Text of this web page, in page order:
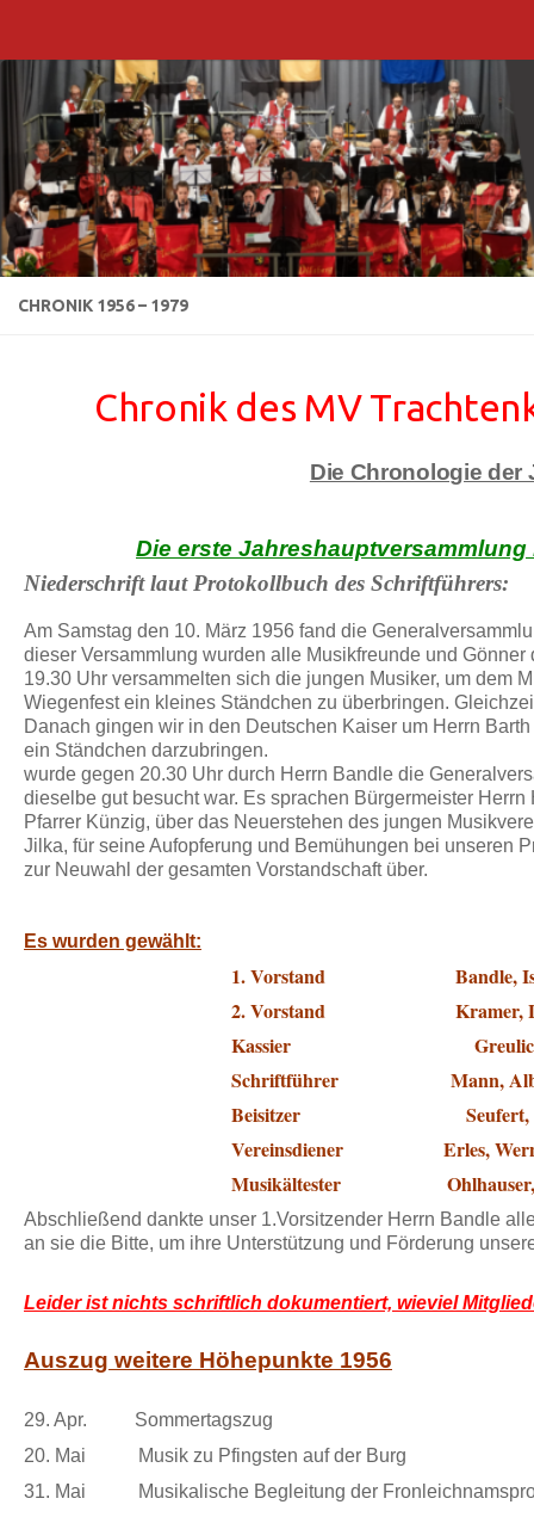
CHRONIK 1956 – 1979
Chronik des MV
Die Chronologie der
Die erste Jahreshauptversammlung
Niederschrift laut Protokollbuch des Schriftführers:
Am Samstag den 10. März 1956 fand die
dieser Versammlung wurden alle Musikfreunde
19.30 Uhr versammelten sich die jungen Musiker, um
Wiegenfest ein kleines Ständchen zu überbringen.
Danach gingen wir in den Deutschen Kaiser um Herrn
ein Ständchen
wurde gegen 20.30 Uhr durch Herrn Bandle die
dieselbe gut besucht war. Es sprachen Bürgermeister
Pfarrer Künzig, über das Neuerstehen des jungen
Jilka, für seine Aufopferung und Bemühungen bei
zur Neuwahl der gesamten Vorstandschaft über.
Es wurden gewählt:
1. Vorstand Bandle,
2. Vorstand Kramer,
Kassier Greulich,
Schriftführer Mann,
Beisitzer Seufert, Josef
Vereinsdiener Erles,
Musikältester Ohlhauser,
Abschließend dankte unser 1.Vorsitzender Herrn Bandle
an sie die Bitte, um ihre Unterstützung und Förderung
Leider ist nichts schriftlich dokumentiert, wieviel
Auszug weitere Höhepunkte 1956
29. Apr. Sommertagszug
20. Mai Musik zu Pfingsten auf der Burg
31. Mai Musikalische Begleitung der